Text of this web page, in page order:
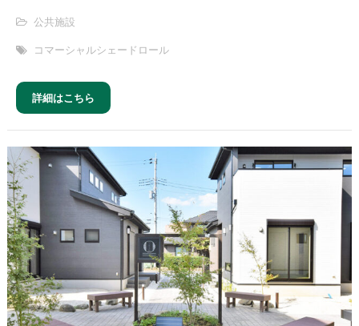
公共施設
コマーシャルシェードロール
詳細はこちら